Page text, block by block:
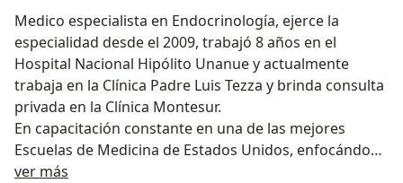
Medico especialista en Endocrinología, ejerce la
especialidad desde el 2009, trabajó 8 años en el
Hospital Nacional Hipólito Unanue y actualmente
trabaja en la Clínica Padre Luis Tezza y brinda consulta
privada en la Clínica Montesur.
En capacitación constante en una de las mejores
Escuelas de Medicina de Estados Unidos, enfocándose
en Diabetes, Enfermedad Tiroidea y Obesidad.
ver más